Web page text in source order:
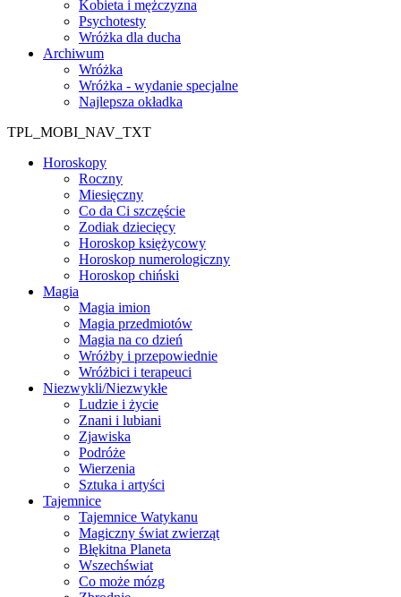
Kobieta i mężczyzna
Psychotesty
Wróżka dla ducha
Archiwum
Wróżka
Wróżka - wydanie specjalne
Najlepsza okładka
TPL_MOBI_NAV_TXT
Horoskopy
Roczny
Miesięczny
Co da Ci szczęście
Zodiak dziecięcy
Horoskop księżycowy
Horoskop numerologiczny
Horoskop chiński
Magia
Magia imion
Magia przedmiotów
Magia na co dzień
Wróżby i przepowiednie
Wróżbici i terapeuci
Niezwykli/Niezwykłe
Ludzie i życie
Znani i lubiani
Zjawiska
Podróże
Wierzenia
Sztuka i artyści
Tajemnice
Tajemnice Watykanu
Magiczny świat zwierząt
Błękitna Planeta
Wszechświat
Co może mózg